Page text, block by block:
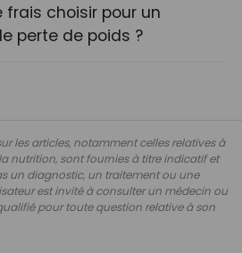
frais choisir pour un
perte de poids ?
les articles, notamment celles relatives à
nutrition, sont fournies à titre indicatif et
un diagnostic, un traitement ou une
est invité à consulter un médecin ou
pour toute question relative à son